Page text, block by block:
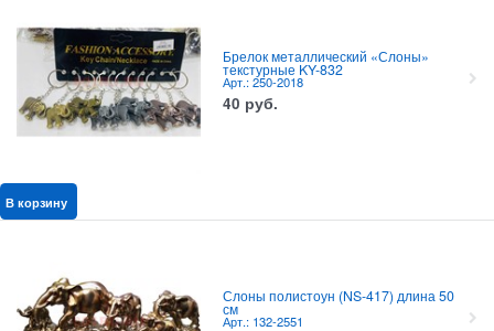
Брелок металлический «Слоны»
текстурные KY-832
Арт.: 250-2018
40 руб.
В корзину
Слоны полистоун (NS-417) длина 50
см
Арт.: 132-2551